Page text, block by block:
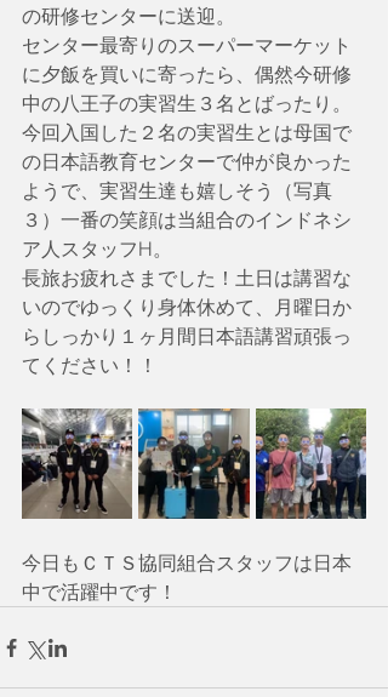
の研修センターに送迎。
センター最寄りのスーパーマーケット
に夕飯を買いに寄ったら、偶然今研修
中の八王子の実習生３名とばったり。
今回入国した２名の実習生とは母国で
の日本語教育センターで仲が良かった
ようで、実習生達も嬉しそう（写真
３）一番の笑顔は当組合のインドネシ
ア人スタッフH。
長旅お疲れさまでした！土日は講習な
いのでゆっくり身体休めて、月曜日か
らしっかり１ヶ月間日本語講習頑張っ
てください！！
今日もＣＴＳ協同組合スタッフは日本
中で活躍中です！